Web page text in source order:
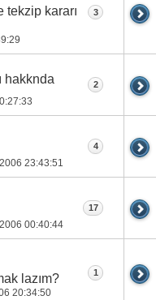
tekzip kararı
3
hakknda 2
23:43:51
4
00:40:44
17
lazım?
20:34:50
1